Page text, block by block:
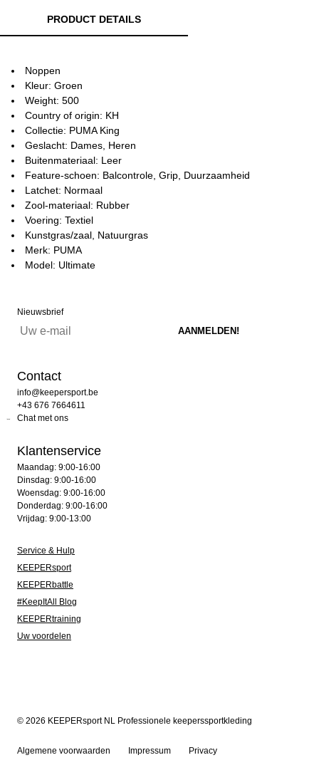
PRODUCT DETAILS
Noppen
Kleur: Groen
Weight: 500
Country of origin: KH
Collectie: PUMA King
Geslacht: Dames, Heren
Buitenmateriaal: Leer
Feature-schoen: Balcontrole, Grip, Duurzaamheid
Latchet: Normaal
Zool-materiaal: Rubber
Voering: Textiel
Kunstgras/zaal, Natuurgras
Merk: PUMA
Model: Ultimate
Nieuwsbrief
Contact
info@keepersport.be
+43 676 7664611
Chat met ons
Klantenservice
Maandag: 9:00-16:00
Dinsdag: 9:00-16:00
Woensdag: 9:00-16:00
Donderdag: 9:00-16:00
Vrijdag: 9:00-13:00
Service & Hulp
KEEPERsport
KEEPERbattle
#KeepItAll Blog
KEEPERtraining
Uw voordelen
© 2026 KEEPERsport NL Professionele keeperssportkleding
Algemene voorwaarden Impressum Privacy